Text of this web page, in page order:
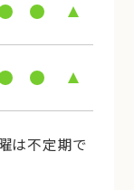
は不定期で